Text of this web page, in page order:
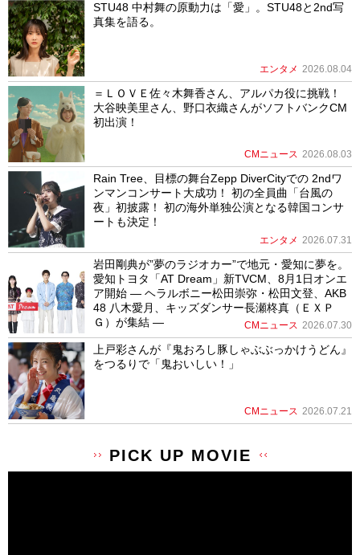
STU48 中村舞の原動力は「愛」。STU48と2nd写
真集を語る。
エンタメ 2026.08.04
＝ＬＯＶＥ佐々木舞香さん、アルパカ役に挑戦！
大谷映美里さん、野口衣織さんがソフトバンクCM
初出演！
CMニュース 2026.08.03
Rain Tree、目標の舞台Zepp DiverCityでの 2ndワ
ンマンコンサート大成功！ 初の全員曲「台風の
夜」初披露！ 初の海外単独公演となる韓国コンサ
ートも決定！
エンタメ 2026.07.31
岩田剛典が”夢のラジオカー”で地元・愛知に夢を。
愛知トヨタ「AT Dream」新TVCM、8月1日オンエ
ア開始 ― ヘラルボニー松田崇弥・松田文登、AKB
48 八木愛月、キッズダンサー長瀬柊真（ＥＸＰ
Ｇ）が集結 ―
CMニュース 2026.07.30
上戸彩さんが『鬼おろし豚しゃぶぶっかけうどん』
をつるりで「鬼おいしい！」
CMニュース 2026.07.21
PICK UP MOVIE